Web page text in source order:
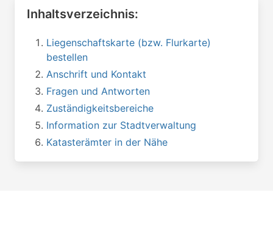
Inhaltsverzeichnis:
Liegenschaftskarte (bzw. Flurkarte)
bestellen
Anschrift und Kontakt
Fragen und Antworten
Zuständigkeitsbereiche
Information zur Stadtverwaltung
Katasterämter in der Nähe